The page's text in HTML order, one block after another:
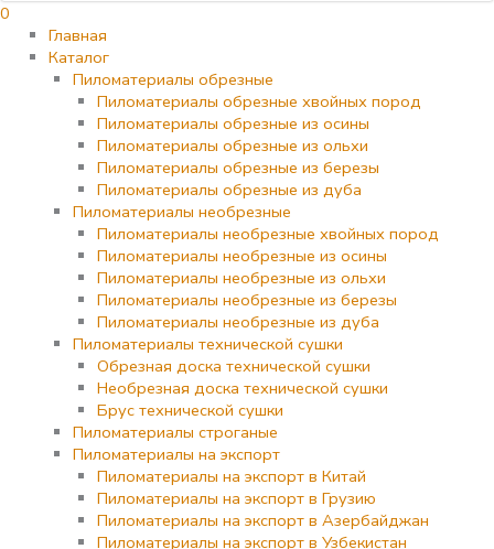
0
Главная
Каталог
Пиломатериалы обрезные
Пиломатериалы обрезные хвойных пород
Пиломатериалы обрезные из осины
Пиломатериалы обрезные из ольхи
Пиломатериалы обрезные из березы
Пиломатериалы обрезные из дуба
Пиломатериалы необрезные
Пиломатериалы необрезные хвойных пород
Пиломатериалы необрезные из осины
Пиломатериалы необрезные из ольхи
Пиломатериалы необрезные из березы
Пиломатериалы необрезные из дуба
Пиломатериалы технической сушки
Обрезная доска технической сушки
Необрезная доска технической сушки
Брус технической сушки
Пиломатериалы строганые
Пиломатериалы на экспорт
Пиломатериалы на экспорт в Китай
Пиломатериалы на экспорт в Грузию
Пиломатериалы на экспорт в Азербайджан
Пиломатериалы на экспорт в Узбекистан